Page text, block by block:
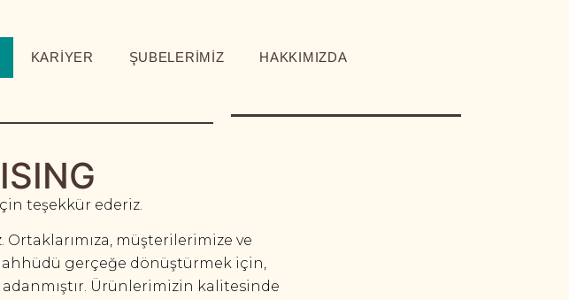
KARİYER ŞUBELERİMİZ HAKKIMIZDA
teşekkür ederiz.
müşterilerimize ve
gerçeğe dönüştürmek için,
Ürünlerimizin kalitesinde